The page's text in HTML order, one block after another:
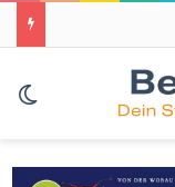
Skin umschalten